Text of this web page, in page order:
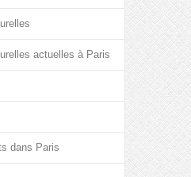
actuelles à Paris
dans Paris